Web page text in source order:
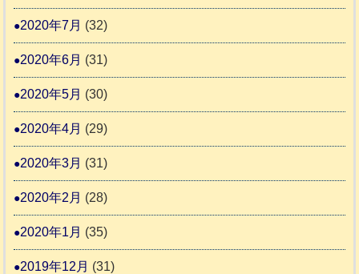
2020年7月 (32)
2020年6月 (31)
2020年5月 (30)
2020年4月 (29)
2020年3月 (31)
2020年2月 (28)
2020年1月 (35)
2019年12月 (31)